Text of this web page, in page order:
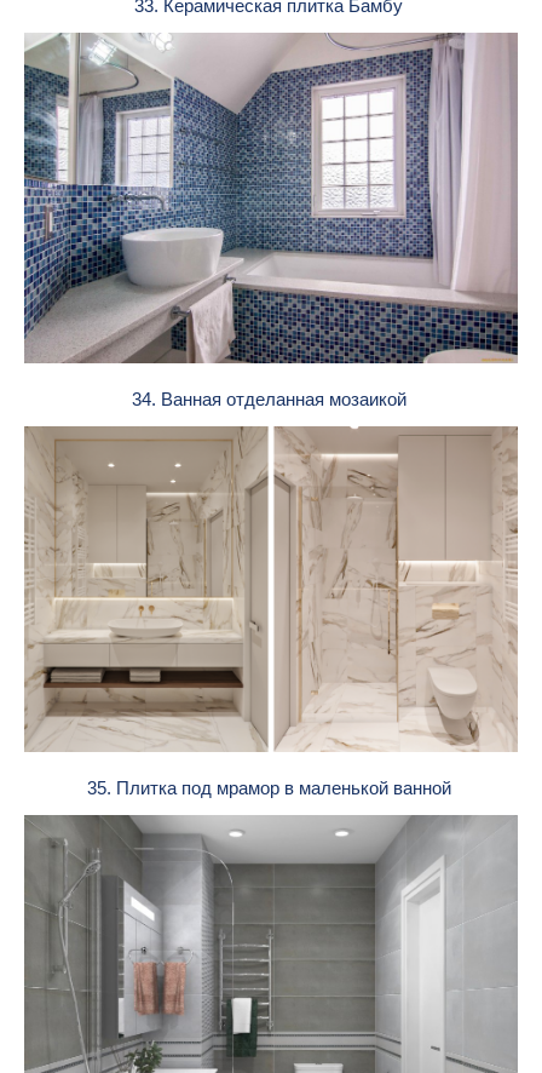
33. Керамическая плитка Бамбу
34. Ванная отделанная мозаикой
35. Плитка под мрамор в маленькой ванной